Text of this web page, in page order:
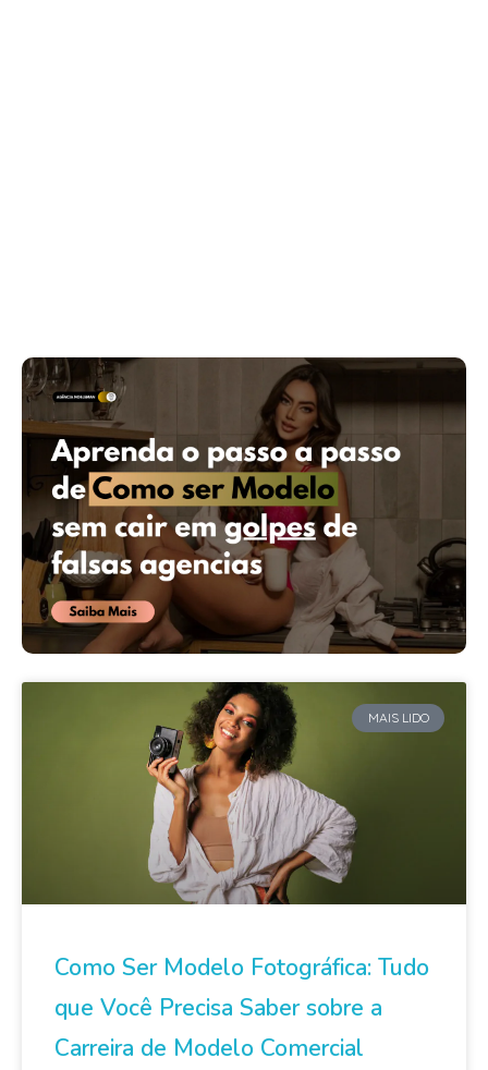
MAIS LIDO
Como Ser Modelo Fotográfica: Tudo
que Você Precisa Saber sobre a
Carreira de Modelo Comercial